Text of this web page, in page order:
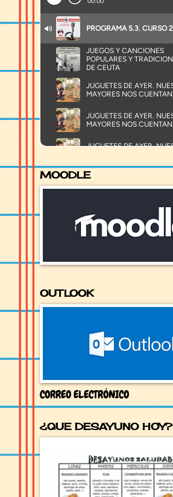
MOODLE
OUTLOOK
CORREO ELECTRÓNICO
¿QUE DESAYUNO HOY?